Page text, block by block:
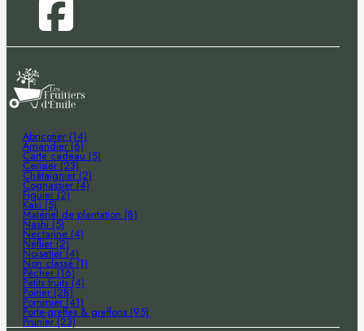
Abricotier (14)
Amandier (6)
Carte cadeau (5)
Cerisier (23)
Châtaignier (2)
Cognassier (4)
Figuier (2)
Kaki (5)
Matériel de plantation (8)
Nashi (5)
Nectarine (4)
Néflier (2)
Noisetier (4)
Non classé (1)
Pêcher (16)
Petits fruits (4)
Poirier (28)
Pommier (41)
Porte-greffes & greffons (95)
Prunier (23)